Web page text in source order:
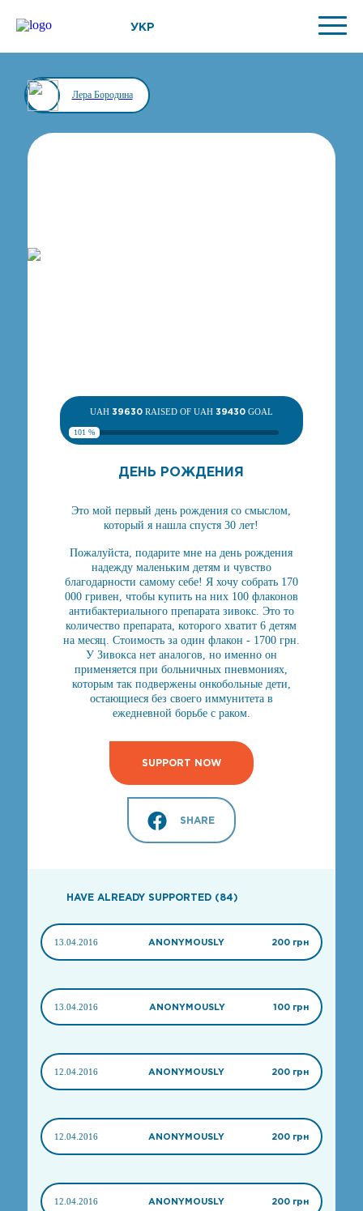
УКР
Лера Бородина
UAH 39630RAISED OF UAH 39430GOAL
101 %
ДЕНЬ РОЖДЕНИЯ
Это мой первый день рождения со смыслом,
который я нашла спустя 30 лет!
Пожалуйста, подарите мне на день рождения
надежду маленьким детям и чувство
благодарности самому себе! Я хочу собрать 170
000 гривен, чтобы купить на них 100 флаконов
антибактериального препарата зивокс. Это то
количество препарата, которого хватит 6 детям
на месяц. Стоимость за один флакон - 1700 грн.
У Зивокса нет аналогов, но именно он
применяется при больничных пневмониях,
которым так подвержены онкобольные дети,
остающиеся без своего иммунитета в
ежедневной борьбе с раком.
SUPPORT NOW
SHARE
HAVE ALREADY SUPPORTED (84)
13.04.2016 ANONYMOUSLY 200 грн
13.04.2016 ANONYMOUSLY 100 грн
12.04.2016 ANONYMOUSLY 200 грн
12.04.2016 ANONYMOUSLY 200 грн
12.04.2016 ANONYMOUSLY 200 грн